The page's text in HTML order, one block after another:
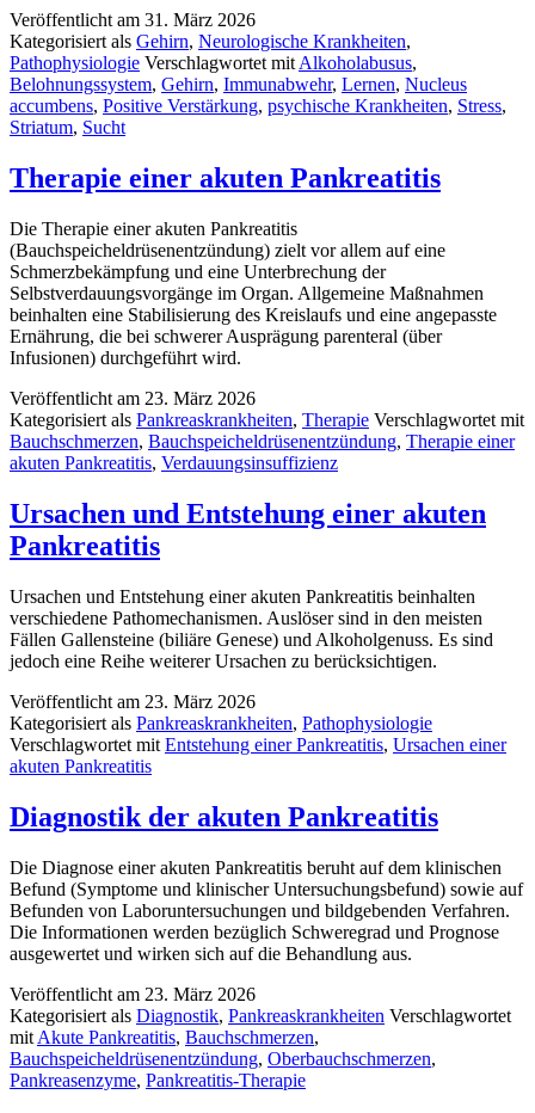
Veröffentlicht am 31. März 2026
Kategorisiert als Gehirn, Neurologische Krankheiten,
Pathophysiologie Verschlagwortet mit Alkoholabusus,
Belohnungssystem, Gehirn, Immunabwehr, Lernen, Nucleus
accumbens, Positive Verstärkung, psychische Krankheiten, Stress,
Striatum, Sucht
Therapie einer akuten Pankreatitis
Die Therapie einer akuten Pankreatitis
(Bauchspeicheldrüsenentzündung) zielt vor allem auf eine
Schmerzbekämpfung und eine Unterbrechung der
Selbstverdauungsvorgänge im Organ. Allgemeine Maßnahmen
beinhalten eine Stabilisierung des Kreislaufs und eine angepasste
Ernährung, die bei schwerer Ausprägung parenteral (über
Infusionen) durchgeführt wird.
Veröffentlicht am 23. März 2026
Kategorisiert als Pankreaskrankheiten, Therapie Verschlagwortet mit
Bauchschmerzen, Bauchspeicheldrüsenentzündung, Therapie einer
akuten Pankreatitis, Verdauungsinsuffizienz
Ursachen und Entstehung einer akuten
Pankreatitis
Ursachen und Entstehung einer akuten Pankreatitis beinhalten
verschiedene Pathomechanismen. Auslöser sind in den meisten
Fällen Gallensteine (biliäre Genese) und Alkoholgenuss. Es sind
jedoch eine Reihe weiterer Ursachen zu berücksichtigen.
Veröffentlicht am 23. März 2026
Kategorisiert als Pankreaskrankheiten, Pathophysiologie
Verschlagwortet mit Entstehung einer Pankreatitis, Ursachen einer
akuten Pankreatitis
Diagnostik der akuten Pankreatitis
Die Diagnose einer akuten Pankreatitis beruht auf dem klinischen
Befund (Symptome und klinischer Untersuchungsbefund) sowie auf
Befunden von Laboruntersuchungen und bildgebenden Verfahren.
Die Informationen werden bezüglich Schweregrad und Prognose
ausgewertet und wirken sich auf die Behandlung aus.
Veröffentlicht am 23. März 2026
Kategorisiert als Diagnostik, Pankreaskrankheiten Verschlagwortet
mit Akute Pankreatitis, Bauchschmerzen,
Bauchspeicheldrüsenentzündung, Oberbauchschmerzen,
Pankreasenzyme, Pankreatitis-Therapie